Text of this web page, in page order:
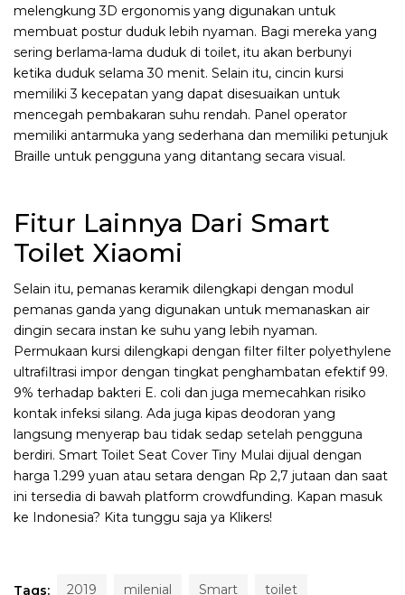
melengkung 3D ergonomis yang digunakan untuk
membuat postur duduk lebih nyaman. Bagi mereka yang
sering berlama-lama duduk di toilet, itu akan berbunyi
ketika duduk selama 30 menit. Selain itu, cincin kursi
memiliki 3 kecepatan yang dapat disesuaikan untuk
mencegah pembakaran suhu rendah. Panel operator
memiliki antarmuka yang sederhana dan memiliki petunjuk
Braille untuk pengguna yang ditantang secara visual.
Fitur Lainnya Dari Smart
Toilet Xiaomi
Selain itu, pemanas keramik dilengkapi dengan modul
pemanas ganda yang digunakan untuk memanaskan air
dingin secara instan ke suhu yang lebih nyaman.
Permukaan kursi dilengkapi dengan filter filter polyethylene
ultrafiltrasi impor dengan tingkat penghambatan efektif 99.
9% terhadap bakteri E. coli dan juga memecahkan risiko
kontak infeksi silang. Ada juga kipas deodoran yang
langsung menyerap bau tidak sedap setelah pengguna
berdiri. Smart Toilet Seat Cover Tiny Mulai dijual dengan
harga 1.299 yuan atau setara dengan Rp 2,7 jutaan dan saat
ini tersedia di bawah platform crowdfunding. Kapan masuk
ke Indonesia? Kita tunggu saja ya Klikers!
Tags: 2019 milenial Smart toilet